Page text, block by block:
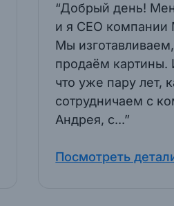
“Добрый день!
и я CEO компании
Мы
продаём картины.
что уже пару лет,
сотрудничаем с
Андрея, с...”
Посмотреть